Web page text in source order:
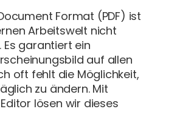
Format (PDF) ist
Arbeitswelt nicht
Es garantiert ein
auf allen
oft fehlt die Möglichkeit,
zu ändern. Mit
lösen wir dieses